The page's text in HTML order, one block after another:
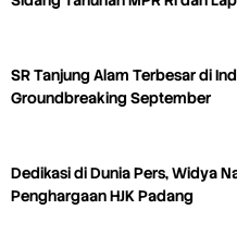
SR Tanjung Alam Terbesar di
Groundbreaking September
Dedikasi di Dunia Pers, Widya
Penghargaan HJK Padang